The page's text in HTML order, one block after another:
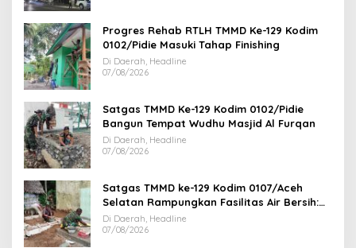
Progres Rehab RTLH TMMD Ke-129 Kodim
0102/Pidie Masuki Tahap Finishing
Di Daerah, Headline
07/08/2026
Satgas TMMD Ke-129 Kodim 0102/Pidie
Bangun Tempat Wudhu Masjid Al Furqan
Di Daerah, Headline
07/08/2026
Satgas TMMD ke-129 Kodim 0107/Aceh
Selatan Rampungkan Fasilitas Air Bersih:
Tapak Tower Mulai Dipasang
Di Daerah, Headline
07/08/2026